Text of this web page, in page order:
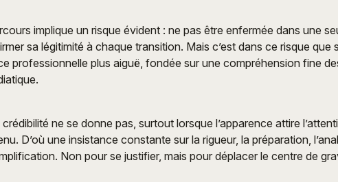
implique un risque évident : ne pas être enfermée dans une
sa légitimité à chaque transition. Mais c’est dans ce risque que
professionnelle plus aiguë, fondée sur une compréhension fine
crédibilité ne se donne pas, surtout lorsque l’apparence attire
D’où une insistance constante sur la rigueur, la préparation,
Non pour se justifier, mais pour déplacer le centre de